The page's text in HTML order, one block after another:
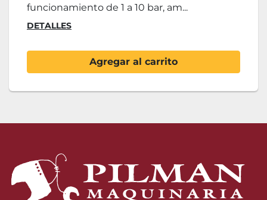
funcionamiento de 1 a 10 bar, am...
DETALLES
Agregar al carrito